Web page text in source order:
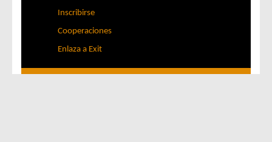
Inscribirse
Cooperaciones
Enlaza a Exit